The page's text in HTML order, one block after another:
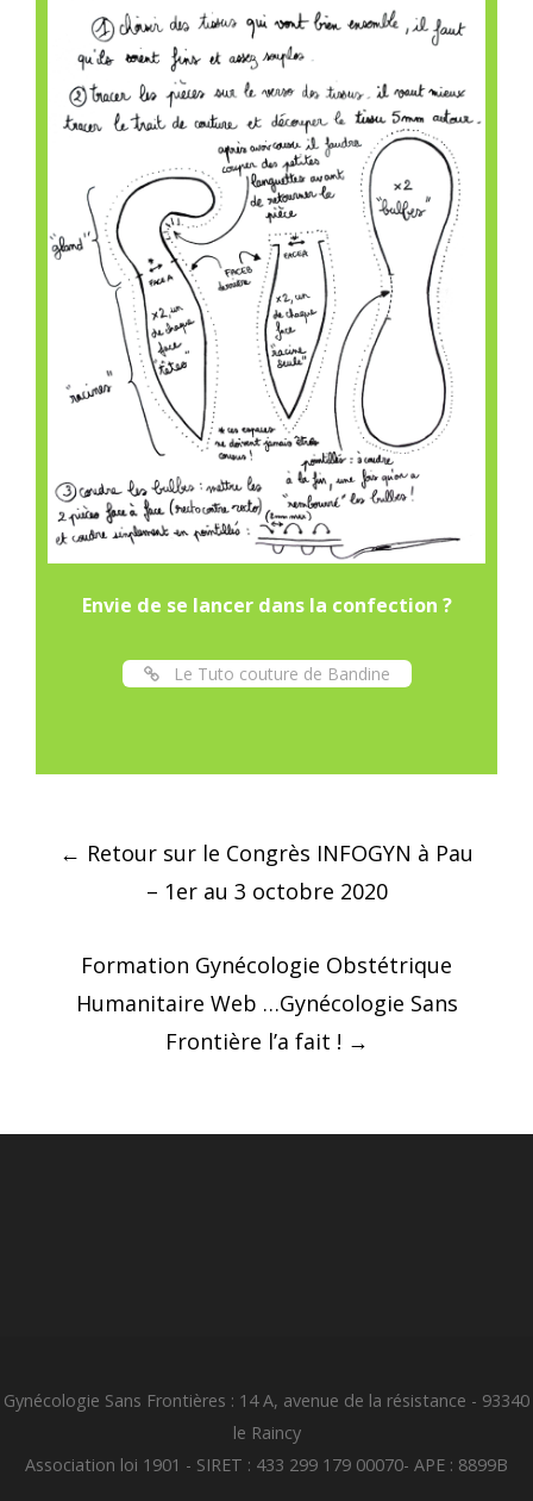
Envie de se lancer dans la confection ?
Le Tuto couture de Bandine
Post
navigation
← Retour sur le Congrès INFOGYN à Pau
– 1er au 3 octobre 2020
Formation Gynécologie Obstétrique
Humanitaire Web …Gynécologie Sans
Frontière l’a fait ! →
Gynécologie Sans Frontières : 14 A, avenue de la résistance - 93340
le Raincy
Association loi 1901 - SIRET : 433 299 179 00070- APE : 8899B